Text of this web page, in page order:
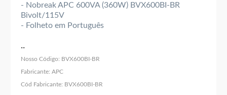
- Nobreak APC 600VA (360W) BVX600BI-BR
Bivolt/115V
- Folheto em Português
..
Nosso Código: BVX600BI-BR
Fabricante: APC
Cód Fabricante: BVX600BI-BR